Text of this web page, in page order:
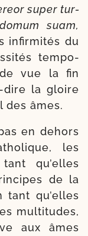
super tur­
suam,
infir­mi­tés du
tem­po­
vue la fin
dire la gloire
des âmes.
en dehors
les
qu’elles
de la
qu’elles
mul­ti­tudes,
aux âmes